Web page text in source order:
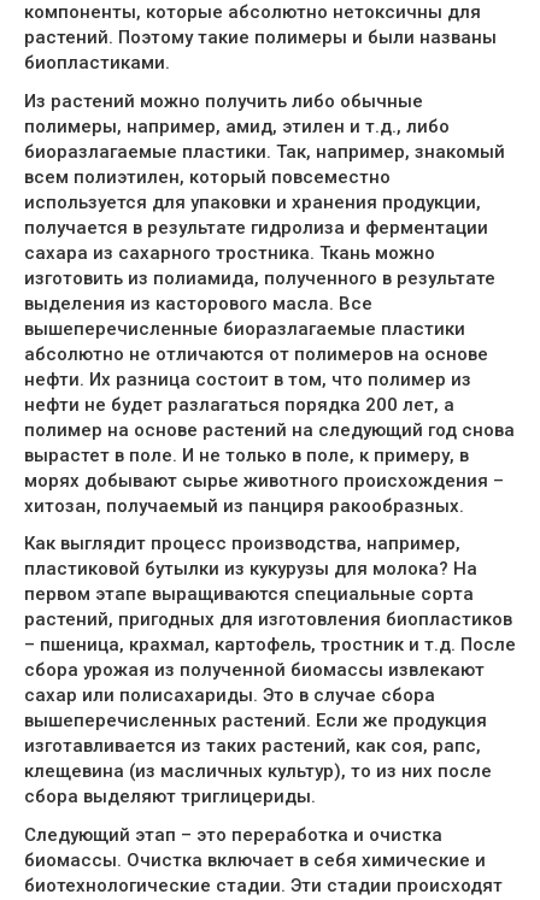
компоненты, которые абсолютно нетоксичны для
растений. Поэтому такие полимеры и были названы
биопластиками.
Из растений можно получить либо обычные
полимеры, например, амид, этилен и т.д., либо
биоразлагаемые пластики. Так, например, знакомый
всем полиэтилен, который повсеместно
используется для упаковки и хранения продукции,
получается в результате гидролиза и ферментации
сахара из сахарного тростника. Ткань можно
изготовить из полиамида, полученного в результате
выделения из касторового масла. Все
вышеперечисленные биоразлагаемые пластики
абсолютно не отличаются от полимеров на основе
нефти. Их разница состоит в том, что полимер из
нефти не будет разлагаться порядка 200 лет, а
полимер на основе растений на следующий год снова
вырастет в поле. И не только в поле, к примеру, в
морях добывают сырье животного происхождения –
хитозан, получаемый из панциря ракообразных.
Как выглядит процесс производства, например,
пластиковой бутылки из кукурузы для молока? На
первом этапе выращиваются специальные сорта
растений, пригодных для изготовления биопластиков
– пшеница, крахмал, картофель, тростник и т.д. После
сбора урожая из полученной биомассы извлекают
сахар или полисахариды. Это в случае сбора
вышеперечисленных растений. Если же продукция
изготавливается из таких растений, как соя, рапс,
клещевина (из масличных культур), то из них после
сбора выделяют триглицериды.
Следующий этап – это переработка и очистка
биомассы. Очистка включает в себя химические и
биотехнологические стадии. Эти стадии происходят